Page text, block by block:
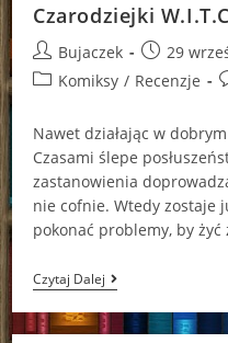
Czarodziejki
Post
author:
Bujaczek
Post
published:
29
PostKomiksy / Recenzje
Nawet działając w
Czasami ślepe
zastanowienia
nie cofnie. Wtedy zostaje
pokonać problemy, by żyć
Czytaj DalejCzarodziejki
W.I.T.C.H.
Księga
6